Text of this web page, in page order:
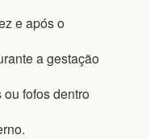
e após o
a gestação
fofos dentro